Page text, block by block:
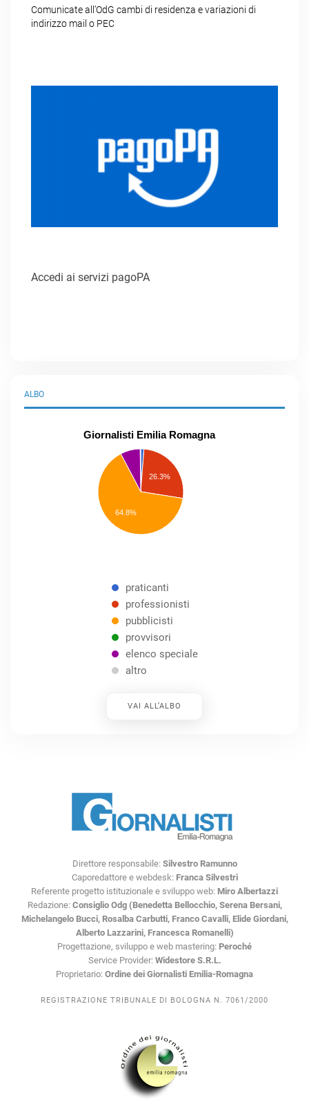
Comunicate all’OdG cambi di residenza e variazioni di
indirizzo mail o PEC
Accedi ai servizi pagoPA
ALBO
Giornalisti Emilia Romagna
26.3%
64.8%
praticanti
professionisti
pubblicisti
provvisori
elenco speciale
altro
VAI ALL’ALBO
Direttore responsabile: Silvestro Ramunno
Caporedattore e webdesk: Franca Silvestri
Referente progetto istituzionale e sviluppo web: Miro Albertazzi
Redazione: Consiglio Odg (Benedetta Bellocchio, Serena Bersani,
Michelangelo Bucci, Rosalba Carbutti, Franco Cavalli, Elide Giordani,
Alberto Lazzarini, Francesca Romanelli)
Progettazione, sviluppo e web mastering: Peroché
Service Provider: Widestore S.R.L.
Proprietario: Ordine dei Giornalisti Emilia-Romagna
REGISTRAZIONE TRIBUNALE DI BOLOGNA N. 7061/2000